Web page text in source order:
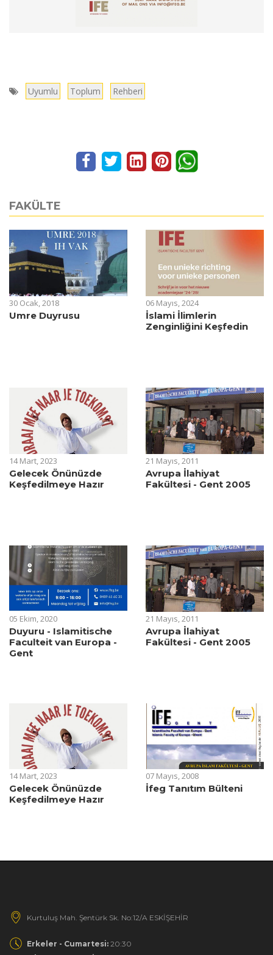
Uyumlu Toplum Rehberi
FAKÜLTE
30 Ocak, 2018
Umre Duyrusu
06 Mayıs, 2024
İslami İlimlerin
Zenginliğini Keşfedin
14 Mart, 2023
Gelecek Önünüzde
Keşfedilmeye Hazır
21 Mayıs, 2011
Avrupa İlahiyat
Fakültesi - Gent 2005
05 Ekim, 2020
Duyuru - Islamitische
Faculteit van Europa -
Gent
21 Mayıs, 2011
Avrupa İlahiyat
Fakültesi - Gent 2005
14 Mart, 2023
Gelecek Önünüzde
Keşfedilmeye Hazır
07 Mayıs, 2008
İfeg Tanıtım Bülteni
Kurtuluş Mah. Şentürk Sk. No:12/A ESKİŞEHİR
Erkeler - Cumartesi: 20:30